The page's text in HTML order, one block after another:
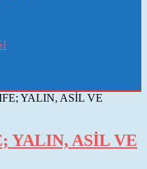
YALIN, ASİL VE
YALIN, ASİL VE